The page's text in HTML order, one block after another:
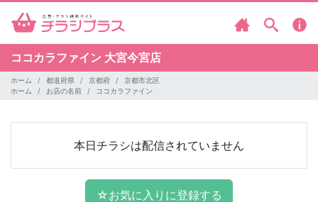
ココカラファイン 大宮今宮店
ホーム 都道府県 京都府
京都市北区
ホーム
お店の名前 ココカラファイン
本日チラシは配信されていません